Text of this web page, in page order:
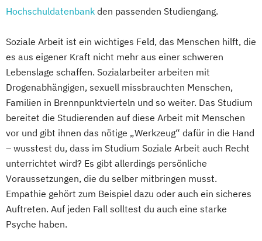
Hochschuldatenbank den passenden Studiengang.
Soziale Arbeit ist ein wichtiges Feld, das Menschen hilft, die
es aus eigener Kraft nicht mehr aus einer schweren
Lebenslage schaffen. Sozialarbeiter arbeiten mit
Drogenabhängigen, sexuell missbrauchten Menschen,
Familien in Brennpunktvierteln und so weiter. Das Studium
bereitet die Studierenden auf diese Arbeit mit Menschen
vor und gibt ihnen das nötige „Werkzeug“ dafür in die Hand
– wusstest du, dass im Studium Soziale Arbeit auch Recht
unterrichtet wird? Es gibt allerdings persönliche
Voraussetzungen, die du selber mitbringen musst.
Empathie gehört zum Beispiel dazu oder auch ein sicheres
Auftreten. Auf jeden Fall solltest du auch eine starke
Psyche haben.